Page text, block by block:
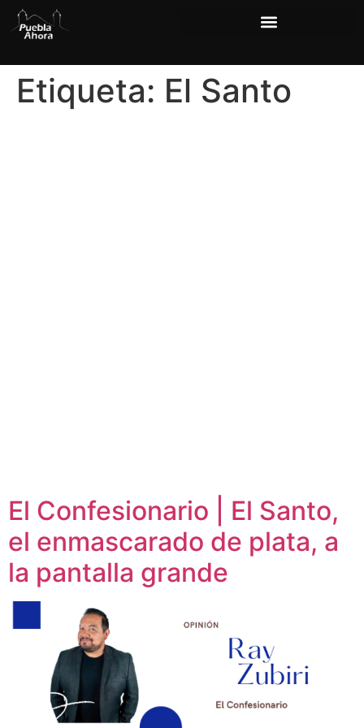
Etiqueta: El Santo
El Confesionario | El Santo,
el enmascarado de plata, a
la pantalla grande